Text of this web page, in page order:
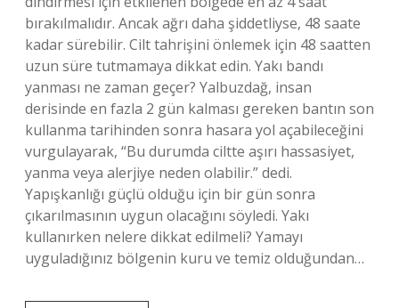
bırakılmalıdır. Ancak ağrı daha şiddetliyse, 48 saate
kadar sürebilir. Cilt tahrişini önlemek için 48 saatten
uzun süre tutmamaya dikkat edin. Yakı bandı
yanması ne zaman geçer? Yalbuzdağ, insan
derisinde en fazla 2 gün kalması gereken bantın son
kullanma tarihinden sonra hasara yol açabileceğini
vurgulayarak, “Bu durumda ciltte aşırı hassasiyet,
yanma veya alerjiye neden olabilir.” dedi.
Yapışkanlığı güçlü olduğu için bir gün sonra
çıkarılmasının uygun olacağını söyledi. Yakı
kullanırken nelere dikkat edilmeli? Yamayı
uyguladığınız bölgenin kuru ve temiz olduğundan…